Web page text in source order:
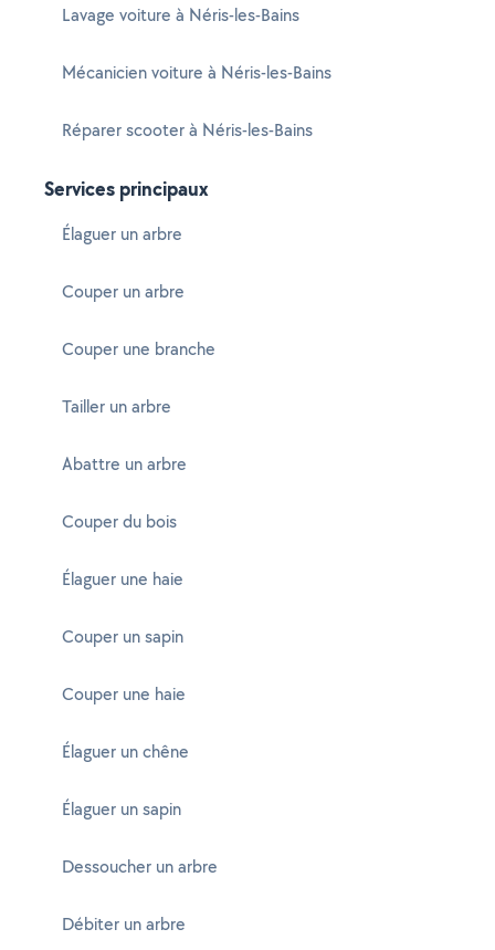
Lavage voiture à Néris-les-Bains
Mécanicien voiture à Néris-les-Bains
Réparer scooter à Néris-les-Bains
Services principaux
Élaguer un arbre
Couper un arbre
Couper une branche
Tailler un arbre
Abattre un arbre
Couper du bois
Élaguer une haie
Couper un sapin
Couper une haie
Élaguer un chêne
Élaguer un sapin
Dessoucher un arbre
Débiter un arbre